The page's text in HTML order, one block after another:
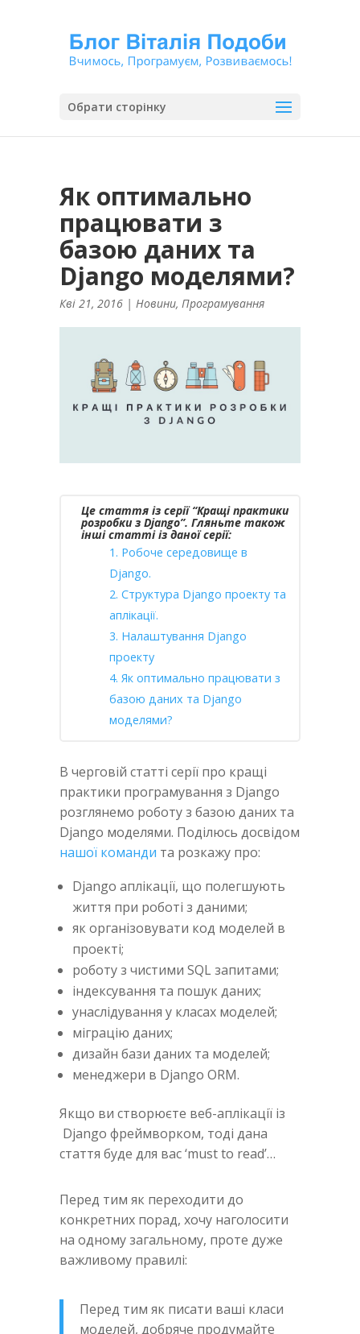
Обрати сторінку
Як оптимально
працювати з
базою даних та
Django моделями?
Кві 21, 2016 | Новини, Програмування
Це стаття із серії “Кращі практики
розробки з Django”. Гляньте також
інші статті із даної серії:
1. Робоче середовище в
Django.
2. Структура Django проекту та
аплікації.
3. Налаштування Django
проекту
4. Як оптимально працювати з
базою даних та Django
моделями?
В черговій статті серії про кращі
практики програмування з Django
розглянемо роботу з базою даних та
Django моделями. Поділюсь досвідом
нашої команди та розкажу про:
Django аплікації, що полегшують
життя при роботі з даними;
як організовувати код моделей в
проекті;
роботу з чистими SQL запитами;
індексування та пошук даних;
унаслідування у класах моделей;
міграцію даних;
дизайн бази даних та моделей;
менеджери в Django ORM.
Якщо ви створюєте веб-аплікації із
Django фреймворком, тоді дана
стаття буде для вас ‘must to read’…
Перед тим як переходити до
конкретних порад, хочу наголосити
на одному загальному, проте дуже
важливому правилі:
Перед тим як писати ваші класи
моделей, добряче продумайте